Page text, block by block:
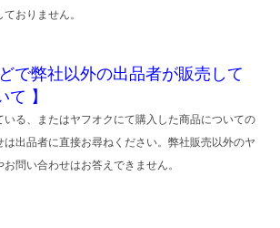
おりません。
で弊社以外の出品者が販売して
】
いる、またはヤフオクにて購入した商品についての
は出品者に直接お尋ねください。弊社販売以外のヤ
問い合わせはお答えできません。